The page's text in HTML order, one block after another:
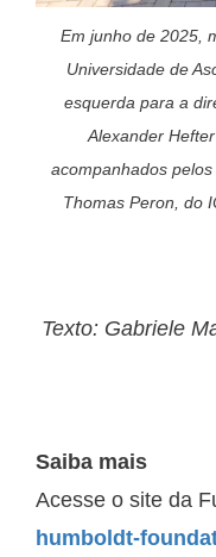
Em junho de 2025,
Universidade de
esquerda para a
Alexander
acompanhados
Thomas Peron, do
Texto: Gabriele
Saiba mais
Acesse o site da
humboldt-